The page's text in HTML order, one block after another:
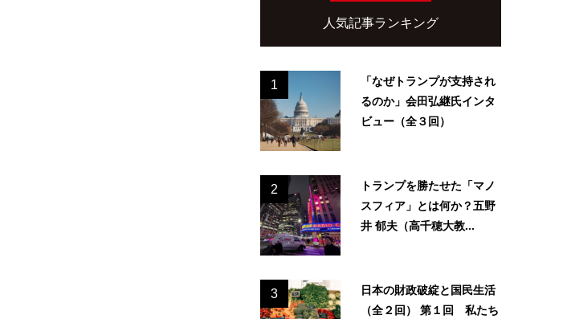
人気記事ランキング
1
「なぜトランプが支持され
るのか」会田弘継氏インタ
ビュー（全３回）
2
トランプを勝たせた「マノ
スフィア」とは何か？五野
井 郁夫（高千穂大教...
3
日本の財政破綻と国民生活
（全２回） 第１回 私たち